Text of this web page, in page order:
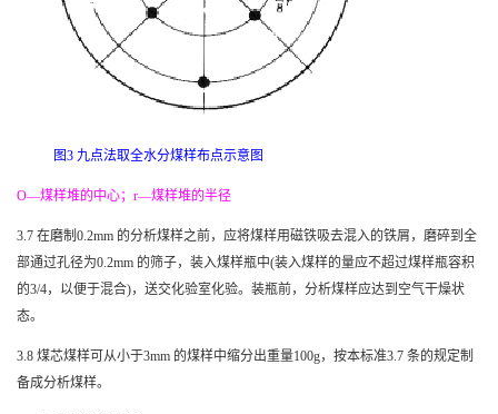
图3 九点法取全水分煤样布点示意图
O—煤样堆的中心； r—煤样堆的半径
3.7 在磨制 0.2mm 的分析煤样之前，应将煤样用磁铁吸去混入的铁屑，磨碎到全
部通过孔径为0.2mm 的筛子，装入煤样瓶中(装入煤样的量应不超过煤样瓶容积
的3/4，以便于混合)，送交化验室化验。装瓶前，分析煤样应达到空气干燥状
态。
3.8 煤芯煤样可从小于3mm 的煤样中缩分出重量100g，按本标准3.7 条的规定制
备成分析煤样。